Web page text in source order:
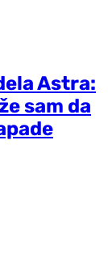
Astra:
sam da